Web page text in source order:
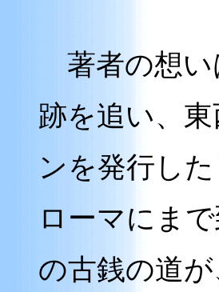
著者の想い
跡を追い、
ンを発行し
ローマにま
の古銭の道